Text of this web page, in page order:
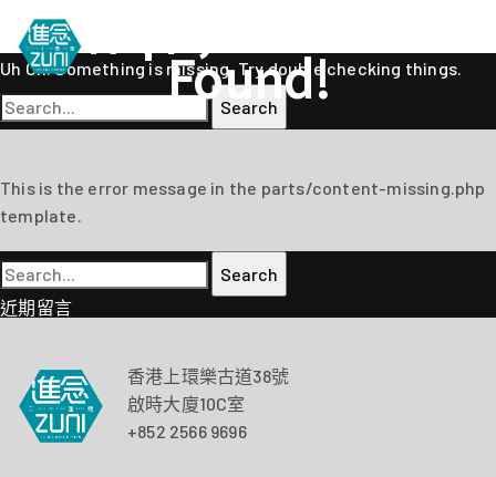
關於進念
支持我們
進念實驗劇場文獻庫
《筆墨大冒險》
《五行中西》
《萬曆十五年》
《13．67》2.1
《諸神會藝術節》暨《榮念曾青年藝術學堂 2026》
《戲曲金庸．笑傲江湖》廣州巡演 2026
EN
Oops, Post Not
Found!
Uh Oh. Something is missing. Try double checking things.
Search
for:
This is the error message in the parts/content-missing.php
template.
Search
for:
近期留言
香港上環樂古道38號
啟時大廈10C室
+852 2566 9696